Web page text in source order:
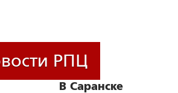
РПЦ
В Саранске